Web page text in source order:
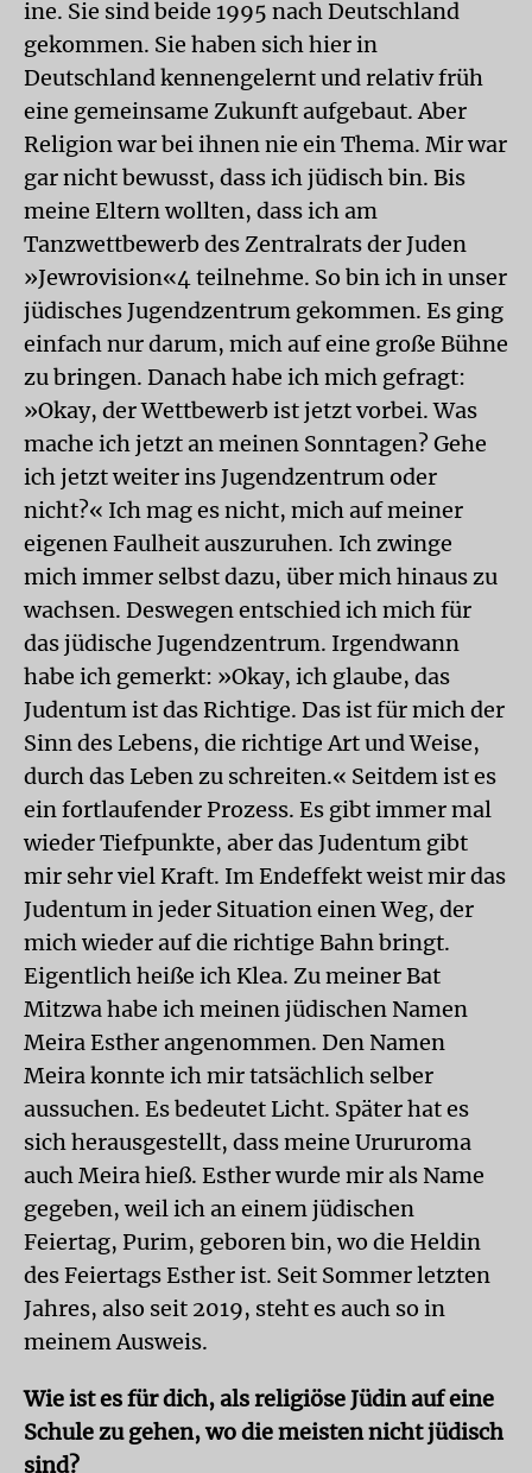
ine. Sie sind beide 1995 nach Deutschland
gekommen. Sie haben sich hier in
Deutschland kennengelernt und relativ früh
eine gemeinsame Zukunft aufgebaut. Aber
Religion war bei ihnen nie ein Thema. Mir war
gar nicht bewusst, dass ich jüdisch bin. Bis
meine Eltern wollten, dass ich am
Tanzwettbewerb des Zentralrats der Juden
»Jewrovision«4 teilnehme. So bin ich in unser
jüdisches Jugendzentrum gekommen. Es ging
einfach nur darum, mich auf eine große Bühne
zu bringen. Danach habe ich mich gefragt:
»Okay, der Wettbewerb ist jetzt vorbei. Was
mache ich jetzt an meinen Sonntagen? Gehe
ich jetzt weiter ins Jugendzentrum oder
nicht?« Ich mag es nicht, mich auf meiner
eigenen Faulheit auszuruhen. Ich zwinge
mich immer selbst dazu, über mich hinaus zu
wachsen. Deswegen entschied ich mich für
das jüdische Jugendzentrum. Irgendwann
habe ich gemerkt: »Okay, ich glaube, das
Judentum ist das Richtige. Das ist für mich der
Sinn des Lebens, die richtige Art und Weise,
durch das Leben zu schreiten.« Seitdem ist es
ein fortlaufender Prozess. Es gibt immer mal
wieder Tiefpunkte, aber das Judentum gibt
mir sehr viel Kraft. Im Endeffekt weist mir das
Judentum in jeder Situation einen Weg, der
mich wieder auf die richtige Bahn bringt.
Eigentlich heiße ich Klea. Zu meiner Bat
Mitzwa habe ich meinen jüdischen Namen
Meira Esther angenommen. Den Namen
Meira konnte ich mir tatsächlich selber
aussuchen. Es bedeutet Licht. Später hat es
sich herausgestellt, dass meine Urururoma
auch Meira hieß. Esther wurde mir als Name
gegeben, weil ich an einem jüdischen
Feiertag, Purim, geboren bin, wo die Heldin
des Feiertags Esther ist. Seit Sommer letzten
Jahres, also seit 2019, steht es auch so in
meinem Ausweis.
Wie ist es für dich, als religiöse Jüdin auf eine
Schule zu gehen, wo die meisten nicht jüdisch
sind?